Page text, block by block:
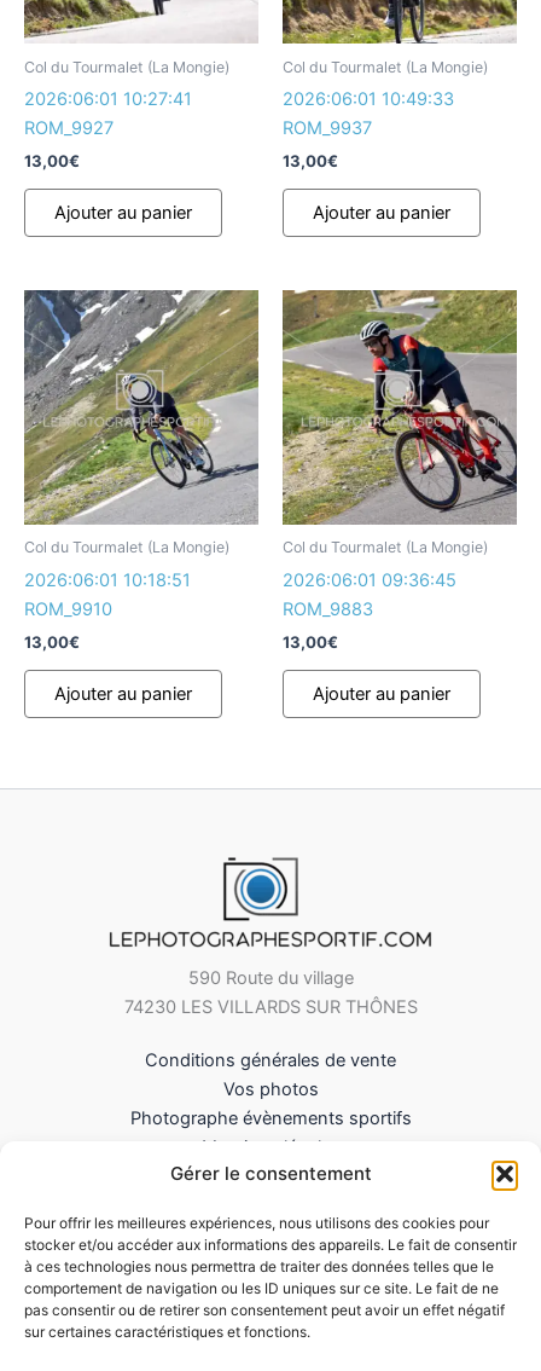
Gérer le consentement
Pour offrir les meilleures expériences, nous utilisons des cookies pour
stocker et/ou accéder aux informations des appareils. Le fait de consentir
à ces technologies nous permettra de traiter des données telles que le
comportement de navigation ou les ID uniques sur ce site. Le fait de ne
pas consentir ou de retirer son consentement peut avoir un effet négatif
sur certaines caractéristiques et fonctions.
Col du Tourmalet (La Mongie)
2026:06:01 10:27:41
ROM_9927
13,00€
Ajouter au panier
Col du Tourmalet (La Mongie)
2026:06:01 10:49:33
ROM_9937
13,00€
Ajouter au panier
Col du Tourmalet (La Mongie)
2026:06:01 10:18:51
ROM_9910
13,00€
Ajouter au panier
Col du Tourmalet (La Mongie)
2026:06:01 09:36:45
ROM_9883
13,00€
Ajouter au panier
590 Route du village
74230 LES VILLARDS SUR THÔNES
Conditions générales de vente
Vos photos
Photographe évènements sportifs
Mentions légales
Mes Téléchargements
Politique de cookies (UE)